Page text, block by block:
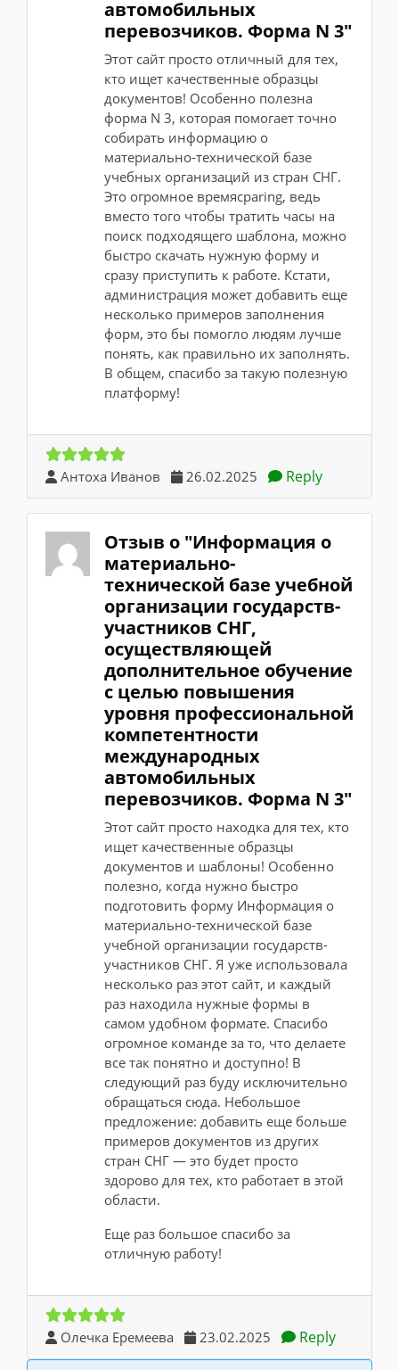
автомобильных
перевозчиков. Форма N 3"
Этот сайт просто отличный для тех,
кто ищет качественные образцы
документов! Особенно полезна
форма N 3, которая помогает точно
собирать информацию о
материально-технической базе
учебных организаций из стран СНГ.
Это огромное времясparing, ведь
вместо того чтобы тратить часы на
поиск подходящего шаблона, можно
быстро скачать нужную форму и
сразу приступить к работе. Кстати,
администрация может добавить еще
несколько примеров заполнения
форм, это бы помогло людям лучше
понять, как правильно их заполнять.
В общем, спасибо за такую полезную
платформу!
Антоха Иванов 26.02.2025 Reply
Отзыв о "Информация о
материально-
технической базе учебной
организации государств-
участников СНГ,
осуществляющей
дополнительное обучение
с целью повышения
уровня профессиональной
компетентности
международных
автомобильных
перевозчиков. Форма N 3"
Этот сайт просто находка для тех, кто
ищет качественные образцы
документов и шаблоны! Особенно
полезно, когда нужно быстро
подготовить форму Информация о
материально-технической базе
учебной организации государств-
участников СНГ. Я уже использовала
несколько раз этот сайт, и каждый
раз находила нужные формы в
самом удобном формате. Спасибо
огромное команде за то, что делаете
все так понятно и доступно! В
следующий раз буду исключительно
обращаться сюда. Небольшое
предложение: добавить еще больше
примеров документов из других
стран СНГ — это будет просто
здорово для тех, кто работает в этой
области.
Еще раз большое спасибо за
отличную работу!
Олечка Еремеева 23.02.2025 Reply